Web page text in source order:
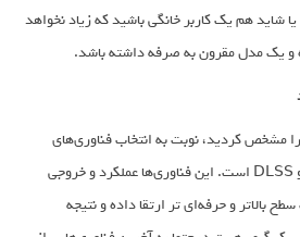
هم یک کاربر خانگی باشید که زیاد نخواهد
و یک مدل مقرون به صرفه داشته باشد.
مشخص کردید، نوبت به انتخاب فناوری‌های
جدیدی مثل Ray Tracing و DLSS است. این فناوری‌ها عملکرد و خروجی
بالاتر و حرفه‌ای تر ارتقا داده و نتیجه